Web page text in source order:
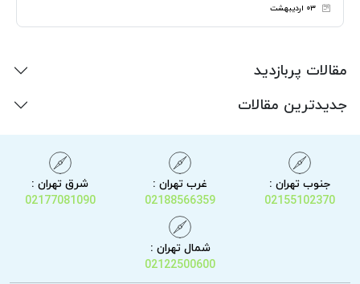
۰۳ اردیبهشت
مقالات پربازدید
جدیدترین مقالات
جنوب تهران :
02155102370
غرب تهران :
02188566359
شرق تهران :
02177081090
شمال تهران :
02122500600